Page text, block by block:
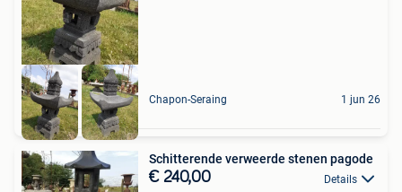
Chapon-Seraing 1 jun 26
Schitterende verweerde stenen pagode
€ 240,00 Details